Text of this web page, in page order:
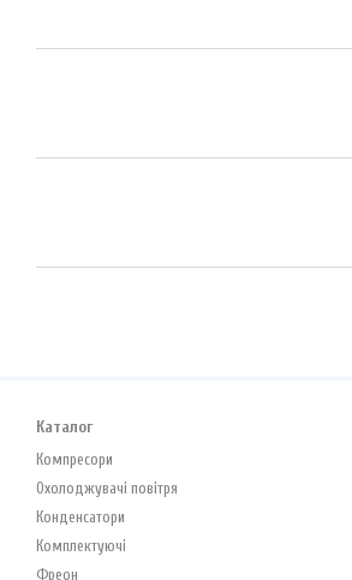
Каталог
Компресори
Охолоджувачі повітря
Конденсатори
Комплектуючі
Фреон